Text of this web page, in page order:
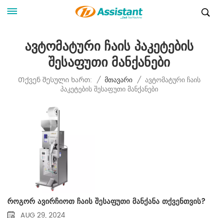
Ავტომატური Ჩაის Პაკეტების
Შესაფუთი Მანქანები
Თქვენ Შესული Ხართ: / Მთავარი / Ავტომატური Ჩაის
Პაკეტების Შესაფუთი Მანქანები
როგორ ავირჩიოთ ჩაის შესაფუთი მანქანა თქვენთვის?
AUG 29, 2024